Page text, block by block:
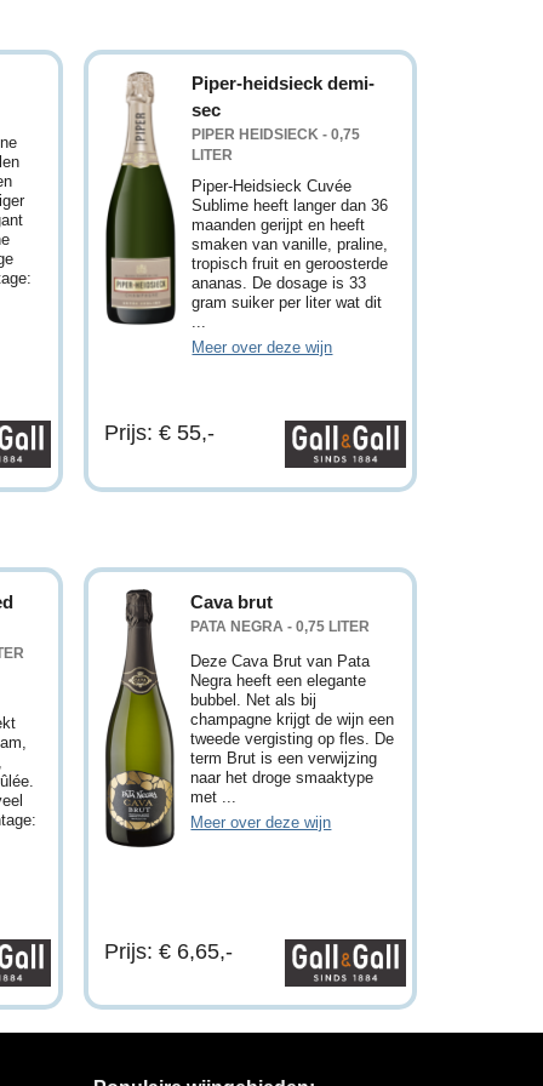
Piper-heidsieck demi-
sec
PIPER HEIDSIECK - 0,75
LITER
Piper-Heidsieck Cuvée
Sublime heeft langer dan 36
maanden gerijpt en heeft
smaken van vanille, praline,
tropisch fruit en geroosterde
ananas. De dosage is 33
gram suiker per liter wat dit
...
Meer over deze wijn
Prijs: € 55,-
Cava brut
PATA NEGRA - 0,75 LITER
Deze Cava Brut van Pata
Negra heeft een elegante
bubbel. Net als bij
champagne krijgt de wijn een
tweede vergisting op fles. De
term Brut is een verwijzing
naar het droge smaaktype
met ...
Meer over deze wijn
Prijs: € 6,65,-